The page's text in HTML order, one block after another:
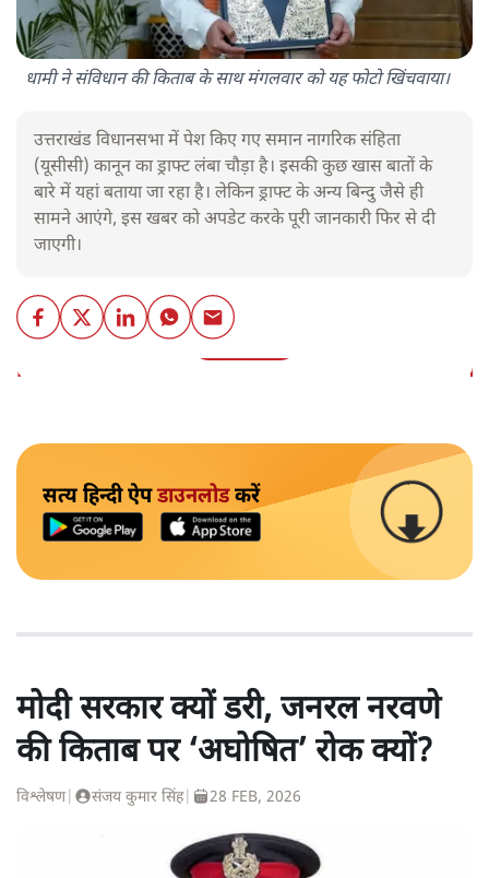
धामी ने संविधान की किताब के साथ मंगलवार को यह फोटो खिंचवाया।
उत्तराखंड विधानसभा में पेश किए गए समान नागरिक संहिता
(यूसीसी) कानून का ड्राफ्ट लंबा चौड़ा है। इसकी कुछ खास बातों के
बारे में यहां बताया जा रहा है। लेकिन ड्राफ्ट के अन्य बिन्दु जैसे ही
सामने आएंगे, इस खबर को अपडेट करके पूरी जानकारी फिर से दी
जाएगी।
https://twitter.com/pushkardhami/status/
और पढ़ें
सत्य हिन्दी ऐपडाउनलोडकरें
मोदी सरकार क्यों डरी, जनरल नरवणे
की किताब पर ‘अघोषित’ रोक क्यों?
विश्लेषण| संजय कुमार सिंह| 28 FEB, 2026